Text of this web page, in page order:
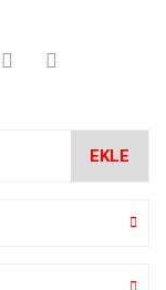
EKLE